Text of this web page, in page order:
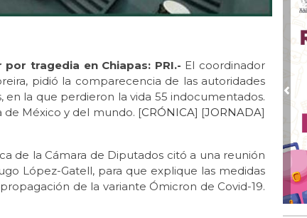
tragedia en Chiapas: PRI.- El coordinador
pidió la comparecencia de las autoridades
en la que perdieron la vida 55 indocumentados.
de México y del mundo. [CRÓNICA] [JORNADA]
de la Cámara de Diputados citó a una reunión
López-Gatell, para que explique las medidas
de la variante Ómicron de Covid-19.